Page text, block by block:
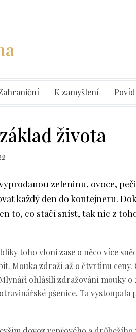
K zamyšlení
života
zeleninu, ovoce,
každý den do kontejneru.
to, co stačí sníst, tak nic z
toho vloni zase o něco více
Mouka zdraží až o čtvrtinu
ohlásili zdražování mouky o
pšenice. Ta vystoupala